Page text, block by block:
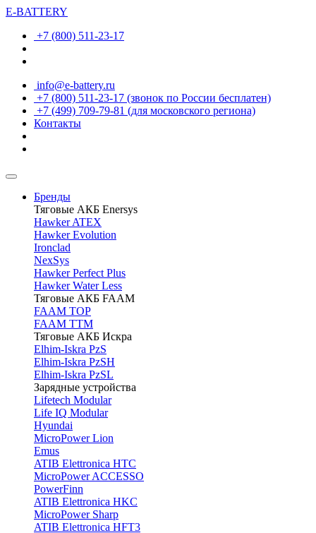
E-BATTERY
+7 (800) 511-23-17
info@e-battery.ru
+7 (800) 511-23-17 (звонок по России бесплатен)
+7 (499) 709-79-81 (для московского региона)
Контакты
Бренды
Тяговые АКБ Enersys
Hawker ATEX
Hawker Evolution
Ironclad
NexSys
Hawker Perfect Plus
Hawker Water Less
Тяговые АКБ FAAM
FAAM TOP
FAAM TTM
Тяговые АКБ Искра
Elhim-Iskra PzS
Elhim-Iskra PzSH
Elhim-Iskra PzSL
Зарядные устройства
Lifetech Modular
Life IQ Modular
Hyundai
MicroPower Lion
Emus
ATIB Elettronica HTC
MicroPower ACCESSO
PowerFinn
ATIB Elettronica HKC
MicroPower Sharp
ATIB Elettronica HFT3